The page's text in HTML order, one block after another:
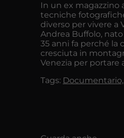
In un ex magazzino
tecniche
diverso per vivere a
Andrea Buffolo,
35 anni fa perché la
cresciuta in
Venezia per portare
Tags: Documentario,